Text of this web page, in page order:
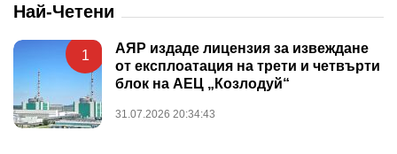
Най-Четени
1
АЯР издаде лицензия за извеждане
от експлоатация на трети и четвърти
блок на АЕЦ „Козлодуй“
31.07.2026 20:34:43